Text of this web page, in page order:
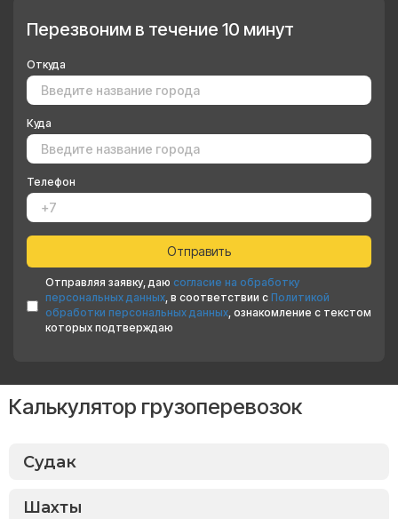
Перезвоним в течение 10 минут
Откуда
Куда
Телефон
Отправляя заявку, даю согласие на обработку
персональных данных, в соответствии с Политикой
обработки персональных данных, ознакомление с текстом
которых подтверждаю
Калькулятор грузоперевозок